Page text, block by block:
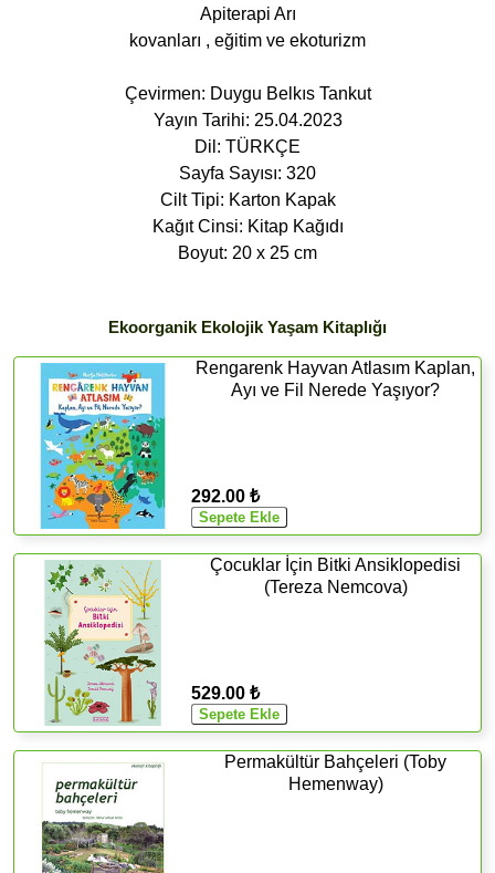
Apiterapi Arı
kovanları , eğitim ve ekoturizm
Çevirmen: Duygu Belkıs Tankut
Yayın Tarihi: 25.04.2023
Dil: TÜRKÇE
Sayfa Sayısı: 320
Cilt Tipi: Karton Kapak
Kağıt Cinsi: Kitap Kağıdı
Boyut: 20 x 25 cm
Ekoorganik Ekolojik Yaşam Kitaplığı
Rengarenk Hayvan Atlasım Kaplan,
Ayı ve Fil Nerede Yaşıyor?
292.00 ₺
Çocuklar İçin Bitki Ansiklopedisi
(Tereza Nemcova)
529.00 ₺
Permakültür Bahçeleri (Toby
Hemenway)